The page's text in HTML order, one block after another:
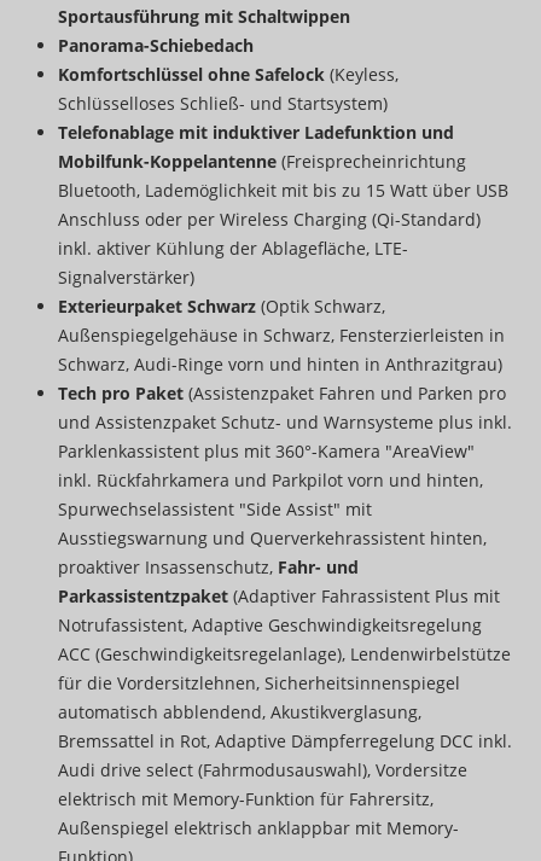
Sportausführung mit Schaltwippen
Panorama-Schiebedach
Komfortschlüssel ohne Safelock (Keyless,
Schlüsselloses Schließ- und Startsystem)
Telefonablage mit induktiver Ladefunktion und
Mobilfunk-Koppelantenne (Freisprecheinrichtung
Bluetooth, Lademöglichkeit mit bis zu 15 Watt über USB
Anschluss oder per Wireless Charging (Qi-Standard)
inkl. aktiver Kühlung der Ablagefläche, LTE-
Signalverstärker)
Exterieurpaket Schwarz (Optik Schwarz,
Außenspiegelgehäuse in Schwarz, Fensterzierleisten in
Schwarz, Audi-Ringe vorn und hinten in Anthrazitgrau)
Tech pro Paket (Assistenzpaket Fahren und Parken pro
und Assistenzpaket Schutz- und Warnsysteme plus inkl.
Parklenkassistent plus mit 360°-Kamera "AreaView"
inkl. Rückfahrkamera und Parkpilot vorn und hinten,
Spurwechselassistent "Side Assist" mit
Ausstiegswarnung und Querverkehrassistent hinten,
proaktiver Insassenschutz, Fahr- und
Parkassistentzpaket (Adaptiver Fahrassistent Plus mit
Notrufassistent, Adaptive Geschwindigkeitsregelung
ACC (Geschwindigkeitsregelanlage), Lendenwirbelstütze
für die Vordersitzlehnen, Sicherheitsinnenspiegel
automatisch abblendend, Akustikverglasung,
Bremssattel in Rot, Adaptive Dämpferregelung DCC inkl.
Audi drive select (Fahrmodusauswahl), Vordersitze
elektrisch mit Memory-Funktion für Fahrersitz,
Außenspiegel elektrisch anklappbar mit Memory-
Funktion)